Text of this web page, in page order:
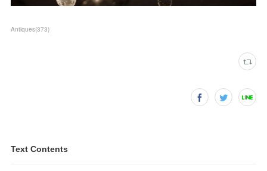
Antiques(373)
Text Contents